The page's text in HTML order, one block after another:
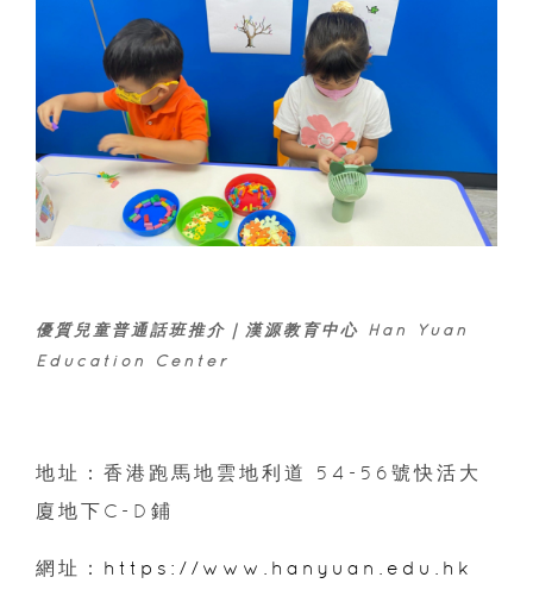
優質兒童普通話班推介｜漢源教育中心 Han Yuan
Education Center
地址：香港跑馬地雲地利道 54-56號快活大
廈地下C-D鋪
網址： https://www.hanyuan.edu.hk